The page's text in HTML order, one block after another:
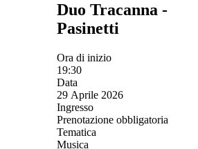
Duo Tracanna -
Pasinetti
Ora di inizio
19:30
Data
29 Aprile 2026
Ingresso
Prenotazione obbligatoria
Tematica
Musica